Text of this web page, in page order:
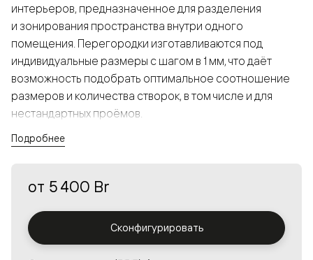
интерьеров, предназначенное для разделения
и зонирования пространства внутри одного
помещения. Перегородки изготавливаются под
индивидуальные размеры с шагом в 1 мм, что даёт
возможность подобрать оптимальное соотношение
размеров и количества створок, в том числе и для
нестандартных проёмов.
а большой выбор вставок из стекла с различными
решения в интерьере и варьировать освещённость.
Подробнее
от 5 400 Br
Сконфигурировать